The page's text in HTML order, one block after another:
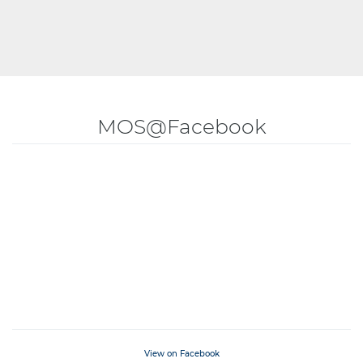
MOS@Facebook
View on Facebook